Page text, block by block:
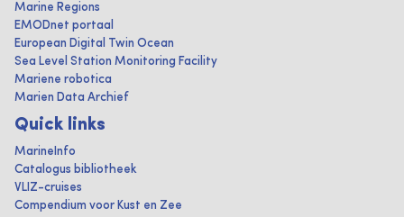
Marine Regions
EMODnet portaal
European Digital Twin Ocean
Sea Level Station Monitoring Facility
Mariene robotica
Marien Data Archief
Quick links
MarineInfo
Catalogus bibliotheek
VLIZ-cruises
Compendium voor Kust en Zee